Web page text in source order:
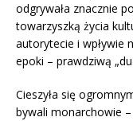
odgrywała znacznie
towarzyszką życia
autorytecie i wpływie
epoki – prawdziwą
Cieszyła się
bywali monarchowie